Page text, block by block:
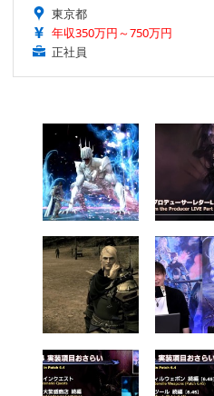
東京都
年収350万円～750万円
正社員